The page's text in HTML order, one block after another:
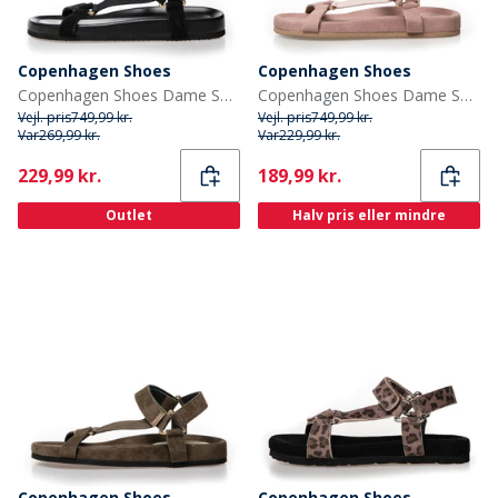
Copenhagen Shoes
Copenhagen Shoes Dame Sandaler Sort
Vejl. pris749,99 kr.
Var269,99 kr.
Current
229,99 kr.
Outlet
Copenhagen Shoes
Copenhagen Shoes Dame Sandaler Lyserød
Vejl. pris749,99 kr.
Var229,99 kr.
Current
189,99 kr.
Halv pris eller mindre